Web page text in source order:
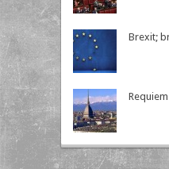
Brexit;